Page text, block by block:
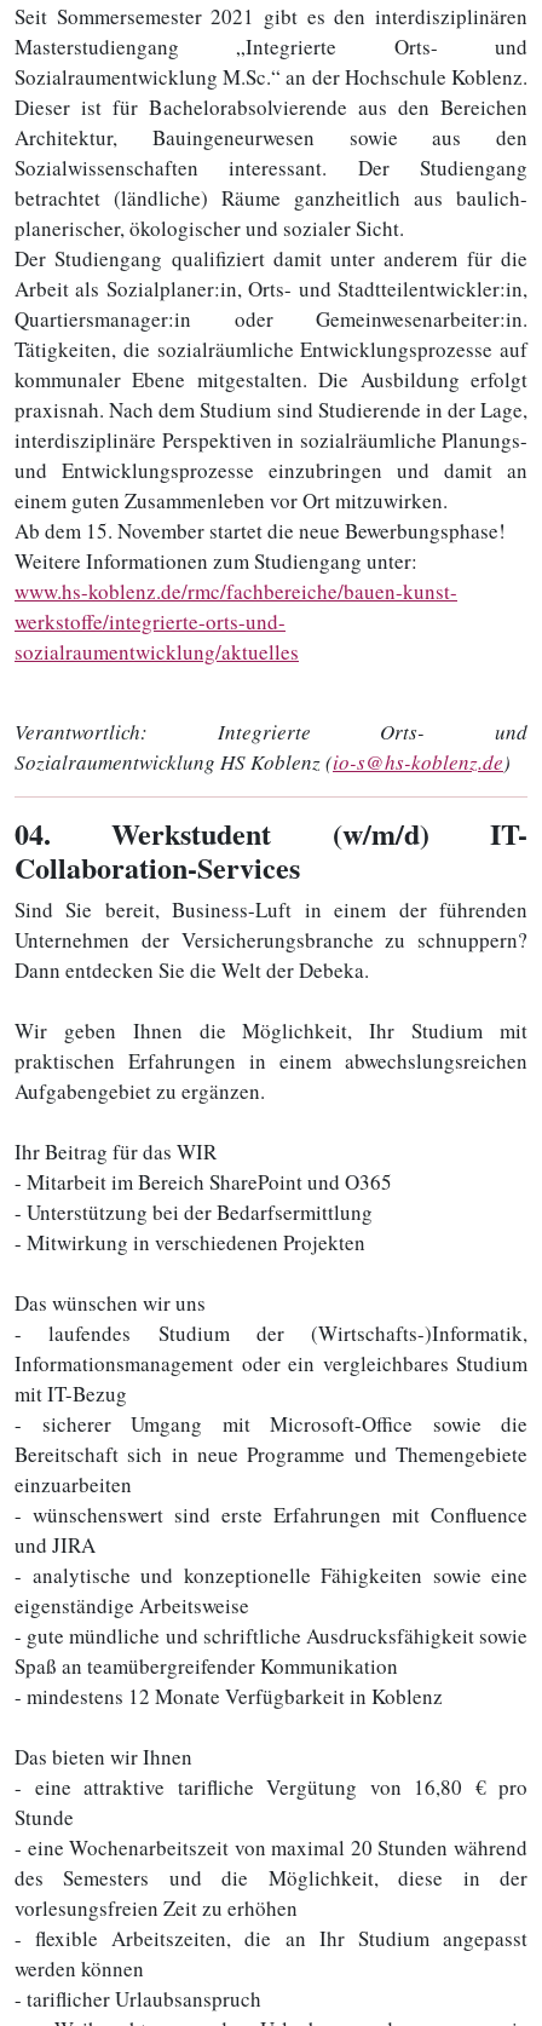
Seit Sommersemester 2021 gibt es den interdisziplinären
Masterstudiengang „Integrierte Orts- und
Sozialraumentwicklung M.Sc.“ an der Hochschule Koblenz.
Dieser ist für Bachelorabsolvierende aus den Bereichen
Architektur, Bauingeneurwesen sowie aus den
Sozialwissenschaften interessant. Der Studiengang
betrachtet (ländliche) Räume ganzheitlich aus baulich-
planerischer, ökologischer und sozialer Sicht.
Der Studiengang qualifiziert damit unter anderem für die
Arbeit als Sozialplaner:in, Orts- und Stadtteilentwickler:in,
Quartiersmanager:in oder Gemeinwesenarbeiter:in.
Tätigkeiten, die sozialräumliche Entwicklungsprozesse auf
kommunaler Ebene mitgestalten. Die Ausbildung erfolgt
praxisnah. Nach dem Studium sind Studierende in der Lage,
interdisziplinäre Perspektiven in sozialräumliche Planungs-
und Entwicklungsprozesse einzubringen und damit an
einem guten Zusammenleben vor Ort mitzuwirken.
Ab dem 15. November startet die neue Bewerbungsphase!
Weitere Informationen zum Studiengang unter:
www.hs-koblenz.de/rmc/fachbereiche/bauen-kunst-
werkstoffe/integrierte-orts-und-
sozialraumentwicklung/aktuelles
Verantwortlich: Integrierte Orts- und
Sozialraumentwicklung HS Koblenz (io-s@hs-koblenz.de)
04. Werkstudent (w/m/d) IT-
Collaboration-Services
Sind Sie bereit, Business-Luft in einem der führenden
Unternehmen der Versicherungsbranche zu schnuppern?
Dann entdecken Sie die Welt der Debeka.
Wir geben Ihnen die Möglichkeit, Ihr Studium mit
praktischen Erfahrungen in einem abwechslungsreichen
Aufgabengebiet zu ergänzen.
Ihr Beitrag für das WIR
- Mitarbeit im Bereich SharePoint und O365
- Unterstützung bei der Bedarfsermittlung
- Mitwirkung in verschiedenen Projekten
Das wünschen wir uns
- laufendes Studium der (Wirtschafts-)Informatik,
Informationsmanagement oder ein vergleichbares Studium
mit IT-Bezug
- sicherer Umgang mit Microsoft-Office sowie die
Bereitschaft sich in neue Programme und Themengebiete
einzuarbeiten
- wünschenswert sind erste Erfahrungen mit Confluence
und JIRA
- analytische und konzeptionelle Fähigkeiten sowie eine
eigenständige Arbeitsweise
- gute mündliche und schriftliche Ausdrucksfähigkeit sowie
Spaß an teamübergreifender Kommunikation
- mindestens 12 Monate Verfügbarkeit in Koblenz
Das bieten wir Ihnen
- eine attraktive tarifliche Vergütung von 16,80 € pro
Stunde
- eine Wochenarbeitszeit von maximal 20 Stunden während
des Semesters und die Möglichkeit, diese in der
vorlesungsfreien Zeit zu erhöhen
- flexible Arbeitszeiten, die an Ihr Studium angepasst
werden können
- tariflicher Urlaubsanspruch